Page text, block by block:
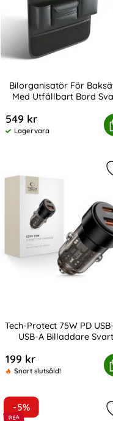
Bilorganisatör För
Med Utfällbart Bord
549 kr
Tillgänglighet:
Lagervara
För
Tech-Protect 75W PD
USB-A Billaddare Svart
199 kr
Snart slutsåld!
Protect 75W PD
-5%